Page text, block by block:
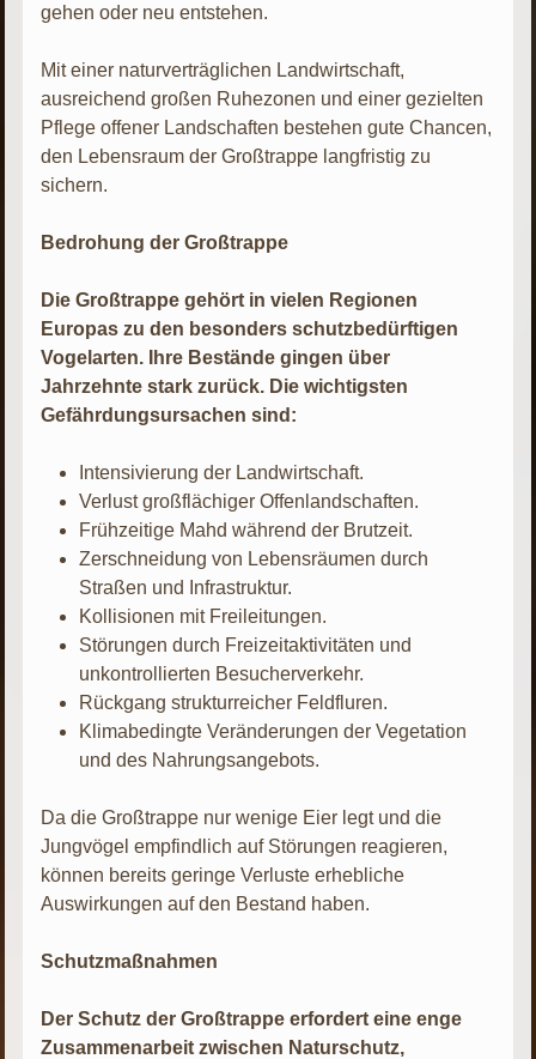
gehen oder neu entstehen.
Mit einer naturverträglichen Landwirtschaft,
ausreichend großen Ruhezonen und einer gezielten
Pflege offener Landschaften bestehen gute Chancen,
den Lebensraum der Großtrappe langfristig zu
sichern.
Bedrohung der Großtrappe
Die Großtrappe gehört in vielen Regionen
Europas zu den besonders schutzbedürftigen
Vogelarten. Ihre Bestände gingen über
Jahrzehnte stark zurück. Die wichtigsten
Gefährdungsursachen sind:
Intensivierung der Landwirtschaft.
Verlust großflächiger Offenlandschaften.
Frühzeitige Mahd während der Brutzeit.
Zerschneidung von Lebensräumen durch
Straßen und Infrastruktur.
Kollisionen mit Freileitungen.
Störungen durch Freizeitaktivitäten und
unkontrollierten Besucherverkehr.
Rückgang strukturreicher Feldfluren.
Klimabedingte Veränderungen der Vegetation
und des Nahrungsangebots.
Da die Großtrappe nur wenige Eier legt und die
Jungvögel empfindlich auf Störungen reagieren,
können bereits geringe Verluste erhebliche
Auswirkungen auf den Bestand haben.
Schutzmaßnahmen
Der Schutz der Großtrappe erfordert eine enge
Zusammenarbeit zwischen Naturschutz,